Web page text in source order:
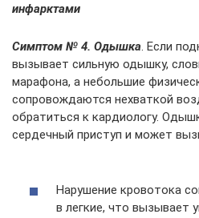
инфарктами
Симптом № 4. Одышка . Если
вызывает сильную одышку,
марафона, а небольшие
сопровождаются нехваткой
обратиться к кардиологу.
сердечный приступ и может
Нарушение кровотока
в легкие, что вызывает